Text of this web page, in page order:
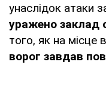
унаслідок атаки
уражено заклад
того, як на місце
ворог завдав